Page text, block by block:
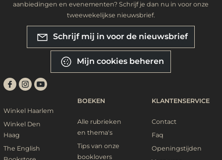
aanbiedingen en evenementen? Schrijf je dan nu in voor onze
tweewekelijkse nieuwsbrief.
Schrijf mij in voor de nieuwsbrief
Mijn cookies beheren
Winkel Haarlem
Winkel Den
Haag
The English
BOEKEN
Alle rubrieken
en thema's
Tips van onze
booklovers
KLANTENSERVICE
Contact
Faq
Openingstijden